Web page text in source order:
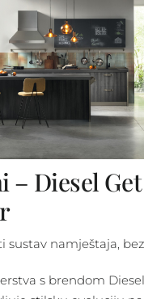
– Diesel Get
sustav namještaja,
s brendom